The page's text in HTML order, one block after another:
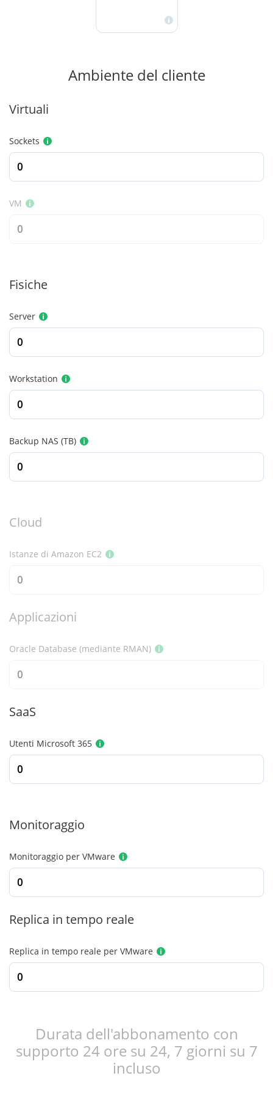
Ambiente del cliente
Virtuali
Sockets
VM
Fisiche
Server
Workstation
Backup NAS (TB)
Cloud
Istanze di Amazon EC2
Applicazioni
Oracle Database (mediante RMAN)
SaaS
Utenti Microsoft 365
Monitoraggio
Monitoraggio per VMware
Replica in tempo reale
Replica in tempo reale per VMware
Durata dell'abbonamento con
supporto 24 ore su 24, 7 giorni su 7
incluso